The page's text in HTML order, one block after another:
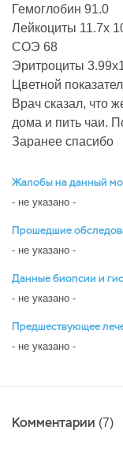
Гемоглобин 91.0
Лейкоциты 11.7х
СОЭ 68
Эритроциты
Цветной
Врач сказал, что
дома и пить чаи.
Заранее спасибо
Жалобы на данный
- не указано -
Прошедшие
- не указано -
Данные биопсии и
- не указано -
Предшествующее
- не указано -
Комментарии (7)